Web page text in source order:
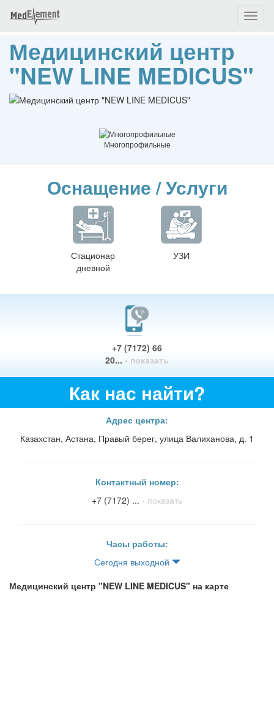
Медицинский центр
"NEW LINE MEDICUS"
Многопрофильные
Оснащение / Услуги
Стационар
дневной
УЗИ
+7 (7172) 66
20... - показать
Как нас найти?
Адрес центра:
Казахстан, Астана, Правый берег, улица Валиханова, д. 1
Контактный номер:
+7 (7172) ... - показать
Часы работы:
Сегодня выходной
Медицинский центр "NEW LINE MEDICUS" на карте